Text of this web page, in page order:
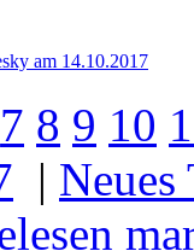
am 14.10.2017
7 8 9 10
| Neues